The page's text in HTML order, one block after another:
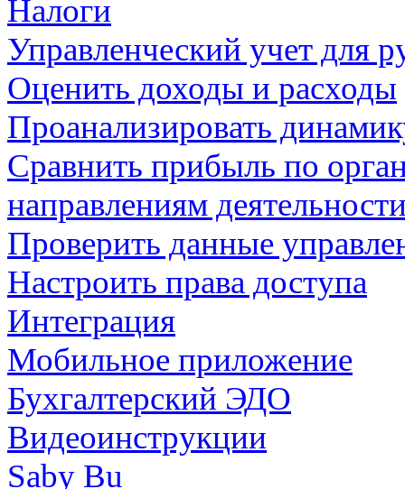
Налоги
Управленческий учет для
Оценить доходы и расходы
Проанализировать
Сравнить прибыль по
направлениям
Проверить данные
Настроить права доступа
Интеграция
Мобильное приложение
Бухгалтерский ЭДО
Видеоинструкции
Saby Bu